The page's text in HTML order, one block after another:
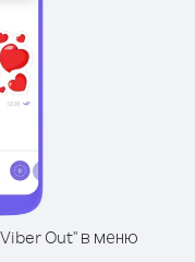
Out" в меню